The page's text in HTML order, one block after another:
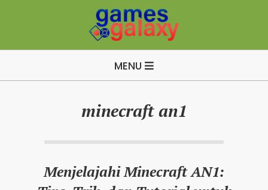
B
i
MENU
minecraft an1
Menjelajahi Minecraft AN1: